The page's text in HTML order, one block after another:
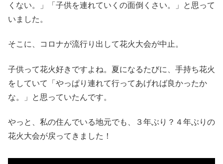
くない。」「子供を連れていくの面倒くさい。」と思って
いました。
そこに、コロナが流行り出して花火大会が中止。
子供って花火好きですよね。夏になるたびに、手持ち花火
をしていて「やっぱり連れて行ってあげれば良かったか
な。」と思っていたんです。
やっと、私の住んでいる地元でも、３年ぶり？４年ぶりの
花火大会が戻ってきました！